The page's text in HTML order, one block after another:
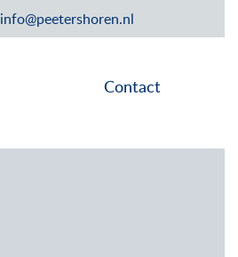
info@peetershoren.nl
Contact